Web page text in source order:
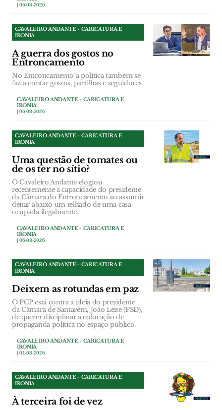
| 06-08-2026
CAVALEIRO ANDANTE - CARICATURA E
IRONIA
A guerra dos gostos no
Entroncamento
No Entroncamento a política também se
faz a contar gostos, partilhas e seguidores.
CAVALEIRO ANDANTE - CARICATURA E
IRONIA
| 06-08-2026
CAVALEIRO ANDANTE - CARICATURA E
IRONIA
Uma questão de tomates ou
de os ter no sítio?
O Cavaleiro Andante elogiou
recentemente a capacidade do presidente
da Câmara do Entroncamento ao assumir
deitar abaixo um telhado de uma casa
ocupada ilegalmente.
CAVALEIRO ANDANTE - CARICATURA E
IRONIA
| 06-08-2026
CAVALEIRO ANDANTE - CARICATURA E
IRONIA
Deixem as rotundas em paz
O PCP está contra a ideia do presidente
da Câmara de Santarém, João Leite (PSD),
de querer disciplinar a colocação de
propaganda política no espaço público.
CAVALEIRO ANDANTE - CARICATURA E
IRONIA
| 01-08-2026
CAVALEIRO ANDANTE - CARICATURA E
IRONIA
À terceira foi de vez